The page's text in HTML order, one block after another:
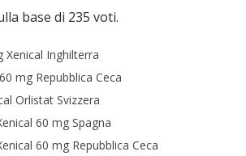
base di 235 voti.
Xenical Inghilterra
mg Repubblica Ceca
Orlistat Svizzera
60 mg Spagna
60 mg Repubblica Ceca